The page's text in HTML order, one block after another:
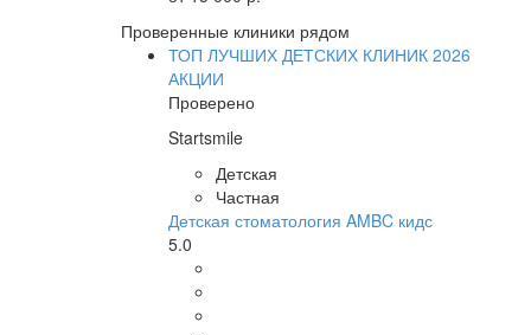
Проверенные клиники рядом
ТОП ЛУЧШИХ ДЕТСКИХ КЛИНИК 2026
АКЦИИ
Проверено
Startsmile
Детская
Частная
Детская стоматология AMBC кидс
5.0